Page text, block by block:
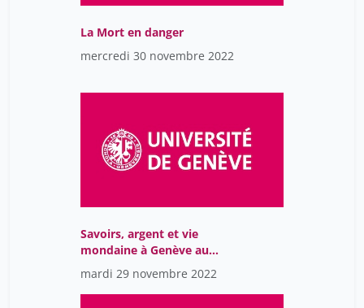
La Mort en danger
mercredi 30 novembre 2022
Savoirs, argent et vie
mondaine à Genève au
XVIIIe siècle: la pratique
médicale du docteur
Louis Odier (1748-1817)
mardi 29 novembre 2022